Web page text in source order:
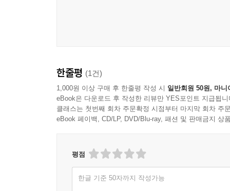
한줄평 (1건)
1,000원 이상 구매 후 한줄평 작성 시 일반회원 50원, 마니
eBook은 다운로드 후 작성한 리뷰만 YES포인트 지급됩니
클래스는 첫번째 회차 주문확정 시점부터 마지막 회차 주
eBook 페이백, CD/LP, DVD/Blu-ray, 패션 및 판매금지 상
평점
한글 기준 50자까지 작성가능